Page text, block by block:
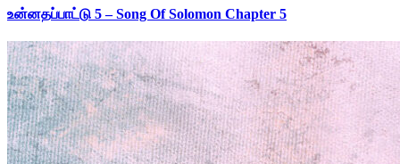
உன்னதப்பாட்டு 5 – Song Of Solomon Chapter 5